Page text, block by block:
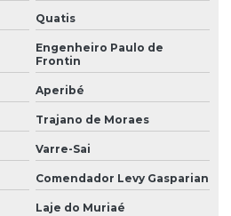
Quatis
Engenheiro Paulo de
Frontin
Aperibé
Trajano de Moraes
Varre-Sai
Comendador Levy Gasparian
Laje do Muriaé